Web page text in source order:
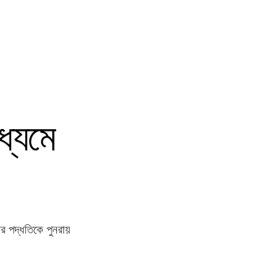
পদ্ধতিকে পুনরায়